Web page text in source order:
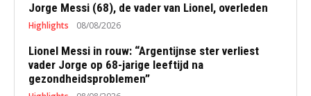
Jorge Messi (68), de vader van Lionel, overleden
Highlights 08/08/2026
Lionel Messi in rouw: “Argentijnse ster verliest
vader Jorge op 68-jarige leeftijd na
gezondheidsproblemen”